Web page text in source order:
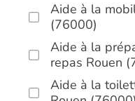
Aide à la
(76000)
Aide à la
repas Rouen
Aide à la